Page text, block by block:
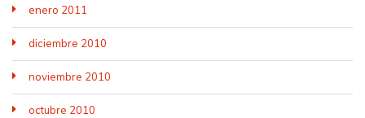
enero 2011
diciembre 2010
noviembre 2010
octubre 2010